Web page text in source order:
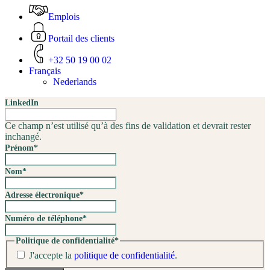
Emplois
Portail des clients
+32 50 19 00 02
Français
Nederlands
LinkedIn
Ce champ n’est utilisé qu’à des fins de validation et devrait rester
inchangé.
Prénom*
Nom*
Adresse électronique*
Numéro de téléphone*
Politique de confidentialité*
J'accepte la politique de confidentialité.